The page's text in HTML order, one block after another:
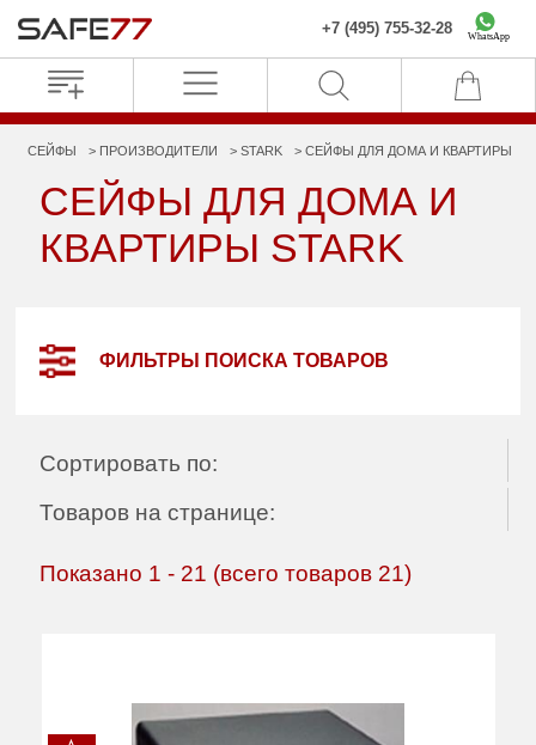
+7 (495) 755-32-28 WhatsApp
СЕЙФЫ ПРОИЗВОДИТЕЛИ STARK СЕЙФЫ ДЛЯ ДОМА И КВАРТИРЫ
СЕЙФЫ ДЛЯ ДОМА И
КВАРТИРЫ STARK
ФИЛЬТРЫ ПОИСКА ТОВАРОВ
Сортировать по:
Товаров на странице:
Показано 1 - 21 (всего товаров 21)